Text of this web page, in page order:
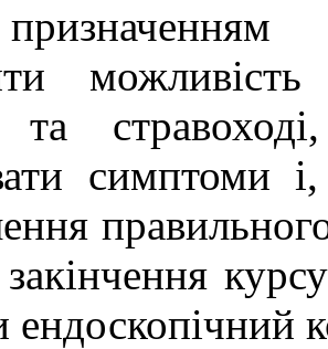
та
симптоми
ендоскопічний